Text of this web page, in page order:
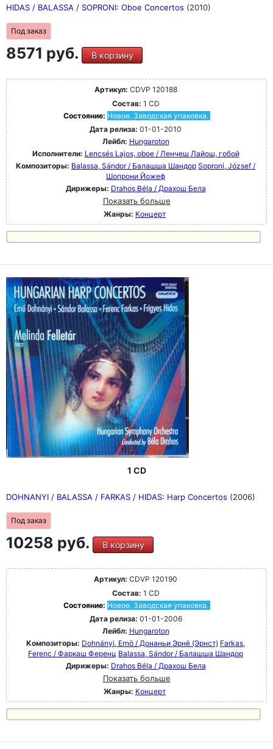
HIDAS / BALASSA / SOPRONI: Oboe Concertos (2010)
Под заказ
8571 руб. В корзину
Артикул: CDVP 120188
Состав: 1 CD
Состояние: Новое. Заводская упаковка.
Дата релиза: 01-01-2010
Лейбл: Hungaroton
Исполнители: Lencsés Lajos, oboe / Ленчеш Лайош, гобой
Композиторы: Balassa, Sándor / Балашша Шандор Soproni, József /
Шопрони Йожеф
Дирижеры: Drahos Béla / Драхош Бела
Показать больше
Жанры: Концерт
1 CD
DOHNANYI / BALASSA / FARKAS / HIDAS: Harp Concertos (2006)
Под заказ
10258 руб. В корзину
Артикул: CDVP 120190
Состав: 1 CD
Состояние: Новое. Заводская упаковка.
Дата релиза: 01-01-2006
Лейбл: Hungaroton
Композиторы: Dohnányi, Ernö / Донаньи Эрнё (Эрнст) Farkas,
Ferenc / Фаркаш Ференц Balassa, Sándor / Балашша Шандор
Дирижеры: Drahos Béla / Драхош Бела
Показать больше
Жанры: Концерт